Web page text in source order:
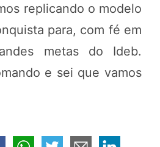
replicando o modelo
para, com fé em
metas do Ideb.
e sei que vamos